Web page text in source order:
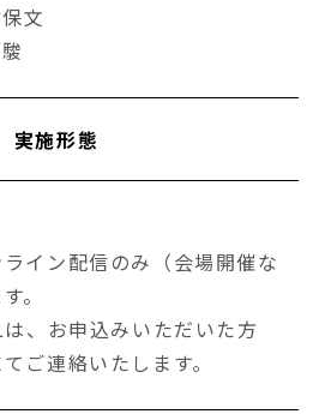
文
実施形態
イン配信のみ（会場開催な
。
、お申込みいただいた方
ご連絡いたします。